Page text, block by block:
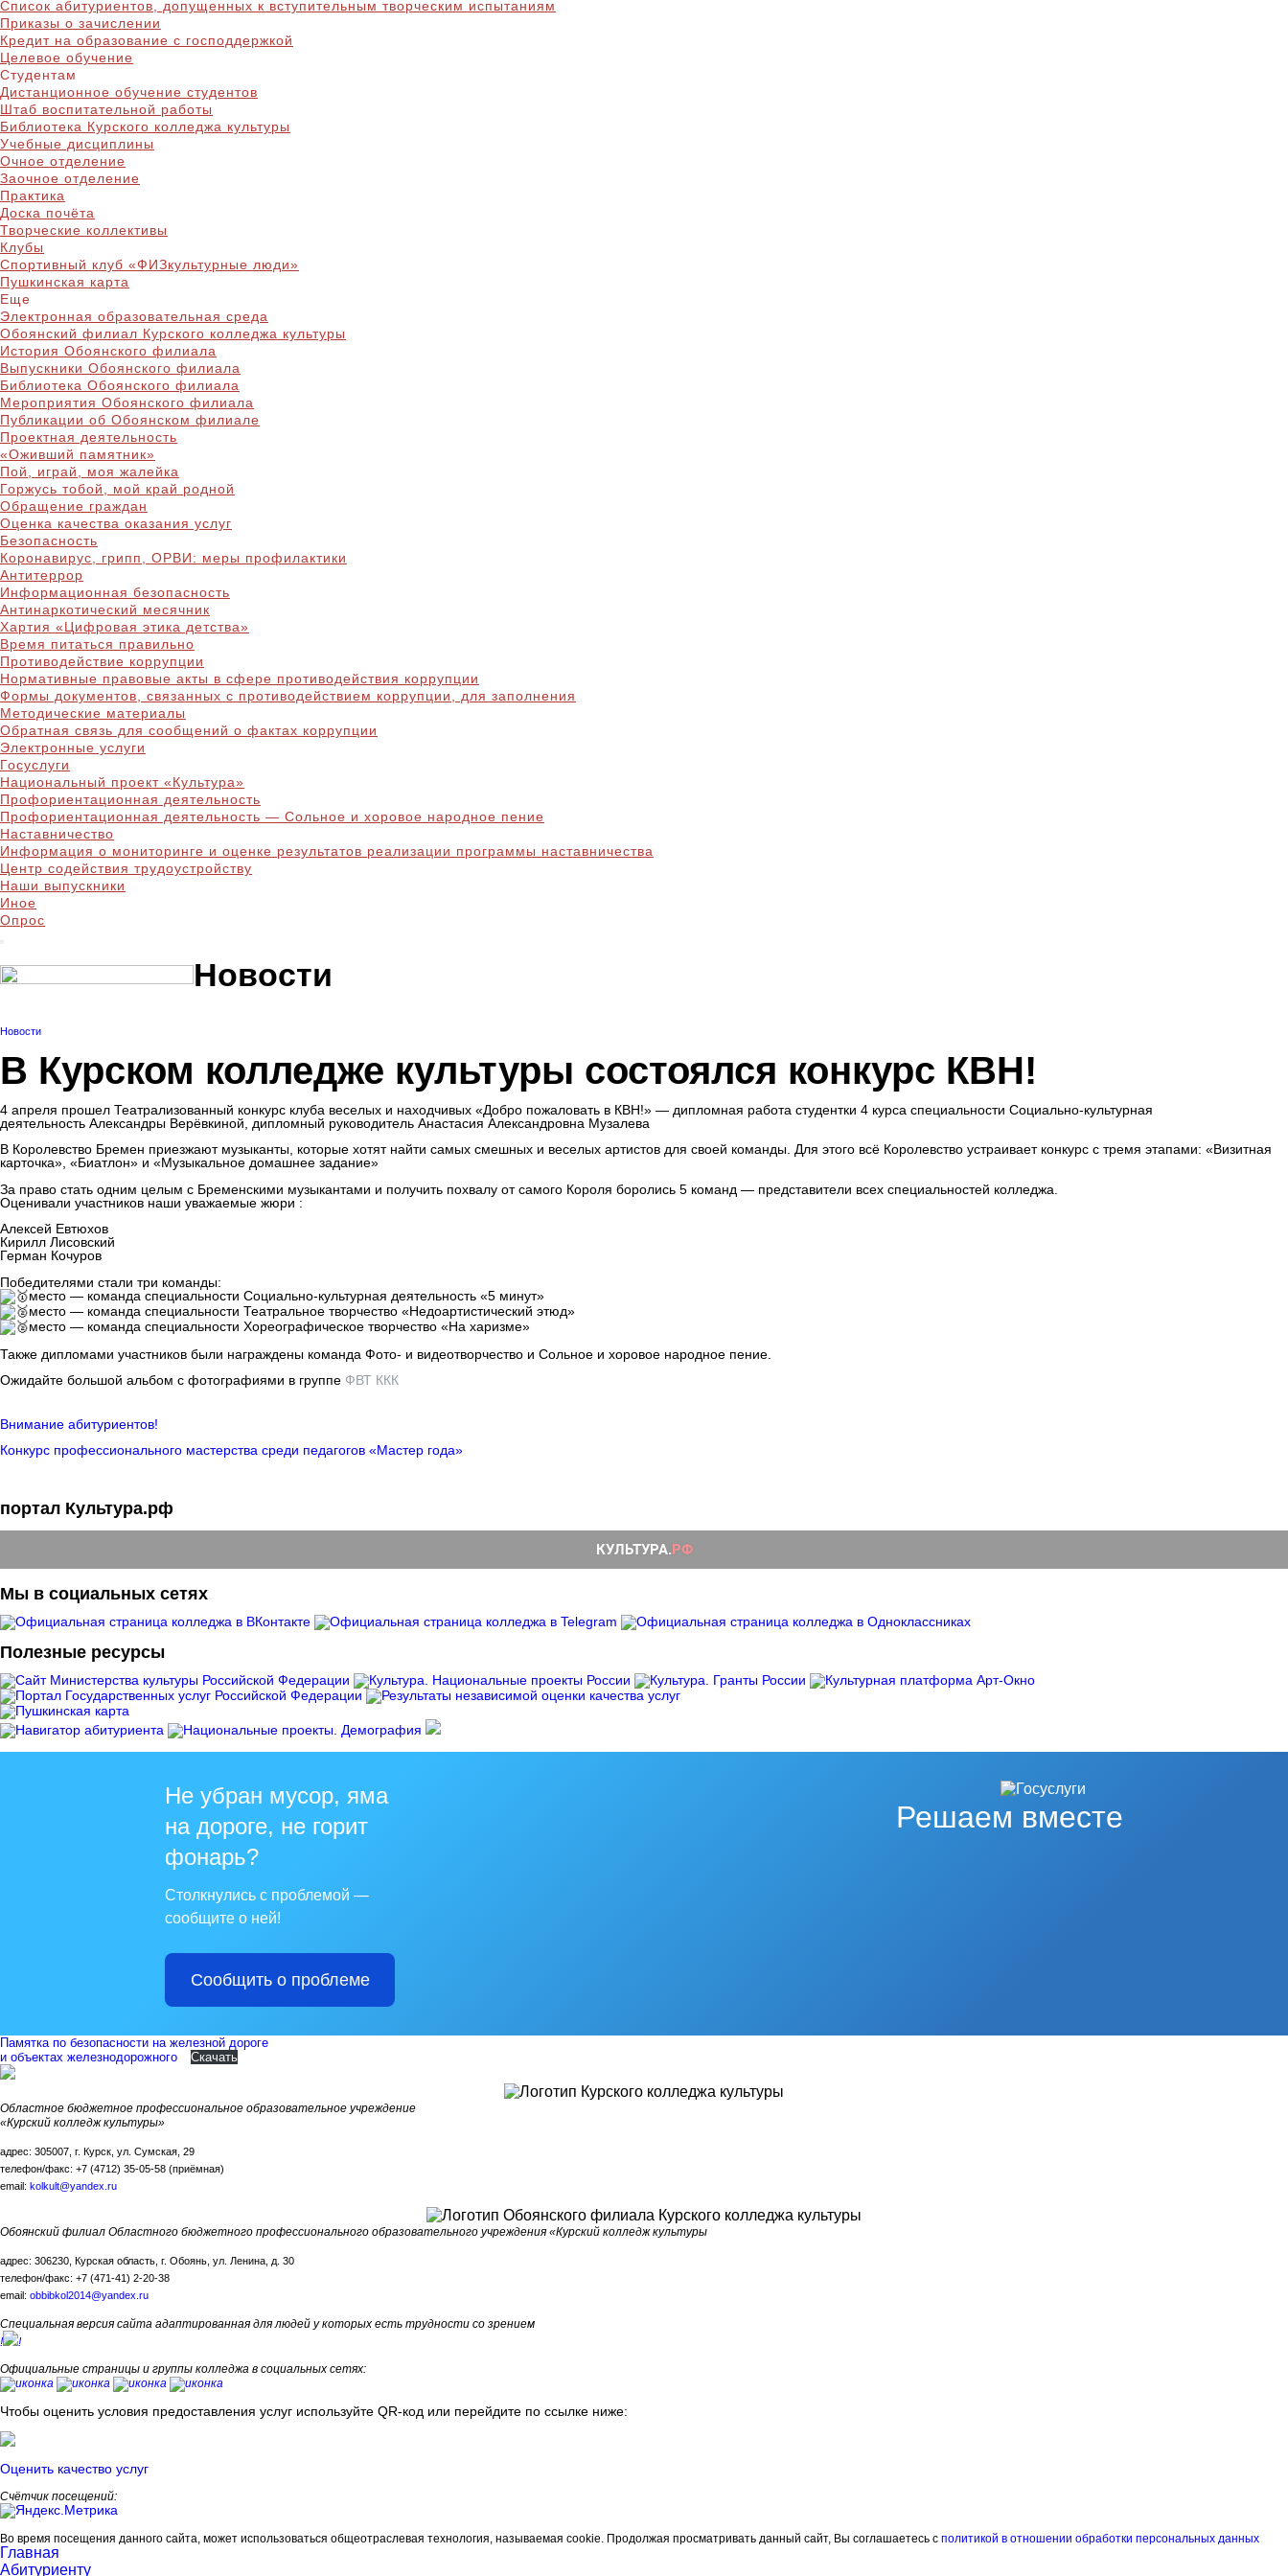
Список абитуриентов, допущенных к вступительным творческим испытаниям
Приказы о зачислении
Кредит на образование с господдержкой
Целевое обучение
Студентам
Дистанционное обучение студентов
Штаб воспитательной работы
Библиотека Курского колледжа культуры
Учебные дисциплины
Очное отделение
Заочное отделение
Практика
Доска почёта
Творческие коллективы
Клубы
Спортивный клуб «ФИЗкультурные люди»
Пушкинская карта
Еще
Электронная образовательная среда
Обоянский филиал Курского колледжа культуры
История Обоянского филиала
Выпускники Обоянского филиала
Библиотека Обоянского филиала
Мероприятия Обоянского филиала
Публикации об Обоянском филиале
Проектная деятельность
«Оживший памятник»
Пой, играй, моя жалейка
Горжусь тобой, мой край родной
Обращение граждан
Оценка качества оказания услуг
Безопасность
Коронавирус, грипп, ОРВИ: меры профилактики
Антитеррор
Информационная безопасность
Антинаркотический месячник
Хартия «Цифровая этика детства»
Время питаться правильно
Противодействие коррупции
Нормативные правовые акты в сфере противодействия коррупции
Формы документов, связанных с противодействием коррупции, для заполнения
Методические материалы
Обратная связь для сообщений о фактах коррупции
Электронные услуги
Госуслуги
Национальный проект «Культура»
Профориентационная деятельность
Профориентационная деятельность — Сольное и хоровое народное пение
Наставничество
Информация о мониторинге и оценке результатов реализации программы наставничества
Центр содействия трудоустройству
Наши выпускники
Иное
Опрос
Новости
Новости
В Курском колледже культуры состоялся конкурс КВН!
4 апреля прошел Театрализованный конкурс клуба веселых и находчивых «Добро пожаловать в КВН!» — дипломная работа студентки 4 курса специальности Социально-культурная
деятельность Александры Верёвкиной, дипломный руководитель Анастасия Александровна Музалева
В Королевство Бремен приезжают музыканты, которые хотят найти самых смешных и веселых артистов для своей команды. Для этого всё Королевство устраивает конкурс с тремя этапами: «Визитная
карточка», «Биатлон» и «Музыкальное домашнее задание»
За право стать одним целым с Бременскими музыкантами и получить похвалу от самого Короля боролись 5 команд — представители всех специальностей колледжа.
Оценивали участников наши уважаемые жюри :
Алексей Евтюхов
Кирилл Лисовский
Герман Кочуров
Победителями стали три команды:
место — команда специальности Социально-культурная деятельность «5 минут»
место — команда специальности Театральное творчество «Недоартистический этюд»
место — команда специальности Хореографическое творчество «На харизме»
Также дипломами участников были награждены команда Фото- и видеотворчество и Сольное и хоровое народное пение.
Ожидайте большой альбом с фотографиями в группе ФВТ ККК
Внимание абитуриентов!
Конкурс профессионального мастерства среди педагогов «Мастер года»
портал Культура.рф
Мы в социальных сетях
Полезные ресурсы
Решаем вместе
Не убран мусор, яма
на дороге, не горит
фонарь?
Столкнулись с проблемой —
сообщите о ней!
Сообщить о проблеме
Памятка по безопасности на железной дороге
и объектах железнодорожного
Скачать
Областное бюджетное профессиональное образовательное учреждение
«Курский колледж культуры»
адрес: 305007, г. Курск, ул. Сумская, 29
телефон/факс: +7 (4712) 35-05-58 (приёмная)
email: kolkult@yandex.ru
Обоянский филиал Областного бюджетного профессионального образовательного учреждения «Курский колледж культуры
адрес: 306230, Курская область, г. Обоянь, ул. Ленина, д. 30
телефон/факс: +7 (471-41) 2-20-38
email: obbibkol2014@yandex.ru
Специальная версия сайта адаптированная для людей у которых есть трудности со зрением
!
!
Официальные страницы и группы колледжа в социальных сетях:
Чтобы оценить условия предоставления услуг используйте QR-код или перейдите по ссылке ниже:
Оценить качество услуг
Счётчик посещений:
Во время посещения данного сайта, может использоваться общеотраслевая технология, называемая cookie. Продолжая просматривать данный сайт, Вы соглашаетесь с политикой в отношении обработки персональных данных
Главная
Абитуриенту